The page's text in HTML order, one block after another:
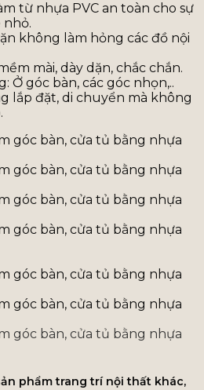
từ nhựa PVC an toàn cho sự
không làm hỏng các đồ nội
mài, dày dặn, chắc chắn.
Ở góc bàn, các góc nhọn,..
lắp đặt, di chuyển mà không
phẩm trang trí nội thất khác,